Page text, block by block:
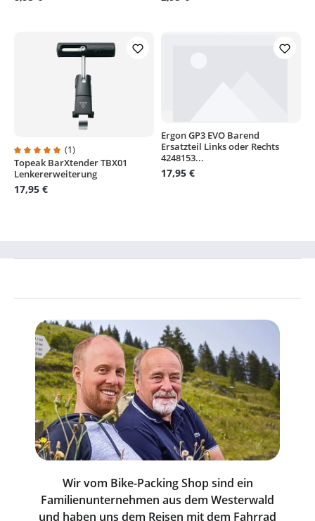
Durchschnittliche Bewertung von 5 von 5 Sternen
(1)
Topeak BarXtender TBX01
Lenkererweiterung
17,95 €
Ergon GP3 EVO Barend
Ersatzteil Links oder Rechts
4248153...
17,95 €
Wir vom Bike-Packing Shop sind ein
Familienunternehmen aus dem Westerwald
und haben uns dem Reisen mit dem Fahrrad